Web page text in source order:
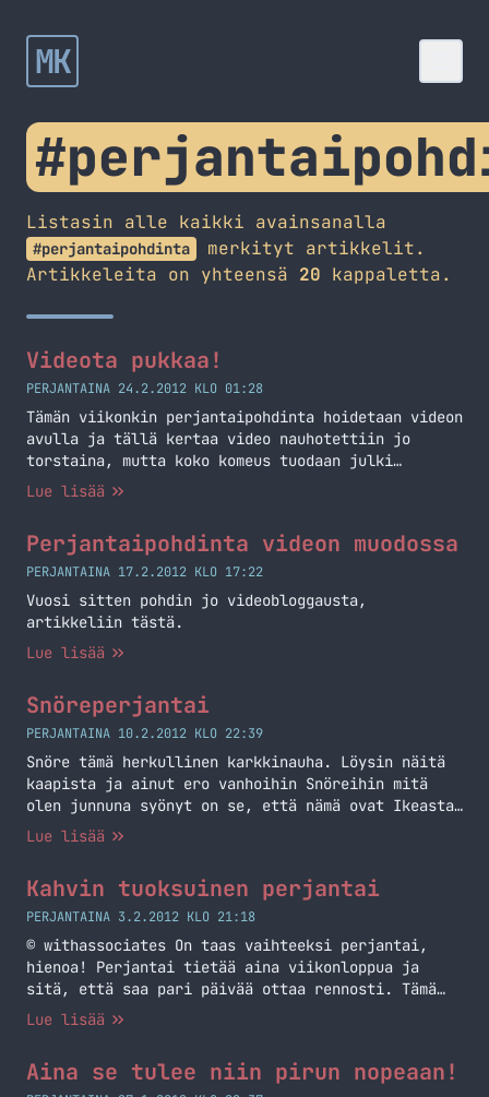
MK
Listasin alle kaikki avainsanalla
#perjantaipohdinta
merkityt artikkelit.
Artikkeleita on yhteensä 20 kappaletta.
Videota pukkaa!
PERJANTAINA 24.2.2012 KLO 01:28
Tämän viikonkin perjantaipohdinta hoidetaan videon
avulla ja tällä kertaa video nauhotettiin jo
torstaina, mutta koko komeus tuodaan julki
perjantaina. Kommentit ovat tervetulleita :)
Lue lisää
Perjantaipohdinta videon muodossa
PERJANTAINA 17.2.2012 KLO 17:22
Vuosi sitten pohdin jo videobloggausta,
artikkeliin tästä.
Lue lisää
Snöreperjantai
PERJANTAINA 10.2.2012 KLO 22:39
Snöre tämä herkullinen karkkinauha. Löysin näitä
kaapista ja ainut ero vanhoihin Snöreihin mitä
olen junnuna syönyt on se, että nämä ovat Ikeasta.
Normaalit Snörethän ovat Leafin tuote tai ainakin
Snörejä ja testata! Jos hyppäisi karkeista
johonkin muuhun, en tosin tiedä mihin… Jatka
lukemista Snöreperjantai
Lue lisää
Kahvin tuoksuinen perjantai
PERJANTAINA 3.2.2012 KLO 21:18
© withassociates On taas vaihteeksi perjantai,
hienoa! Perjantai tietää aina viikonloppua ja
sitä, että saa pari päivää ottaa rennosti. Tämä
perjantai ei ollut se vahvin mahdollinen sillä
kahville tämän päivän jälkeen. Joskus näinkin
Lue lisää
Aina se tulee niin pirun nopeaan!